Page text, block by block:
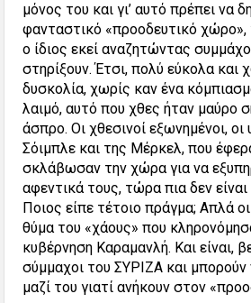
μόνος του και γι’ αυτό πρέπει να
φανταστικό «προοδευτικό χώρο»,
ο ίδιος εκεί αναζητώντας
στηρίξουν. Έτσι, πολύ εύκολα και
δυσκολία, χωρίς καν ένα
λαιμό, αυτό που χθες ήταν μαύρο
άσπρο. Οι χθεσινοί εξωνημένοι, οι
Σόιμπλε και της Μέρκελ, που
σκλάβωσαν την χώρα για να
αφεντικά τους, τώρα πια δεν
Ποιος είπε τέτοιο πράγμα; Απλά
θύμα του «χάους» που
κυβέρνηση Καραμανλή. Και είναι,
σύμμαχοι του ΣΥΡΙΖΑ και
μαζί του γιατί ανήκουν στον